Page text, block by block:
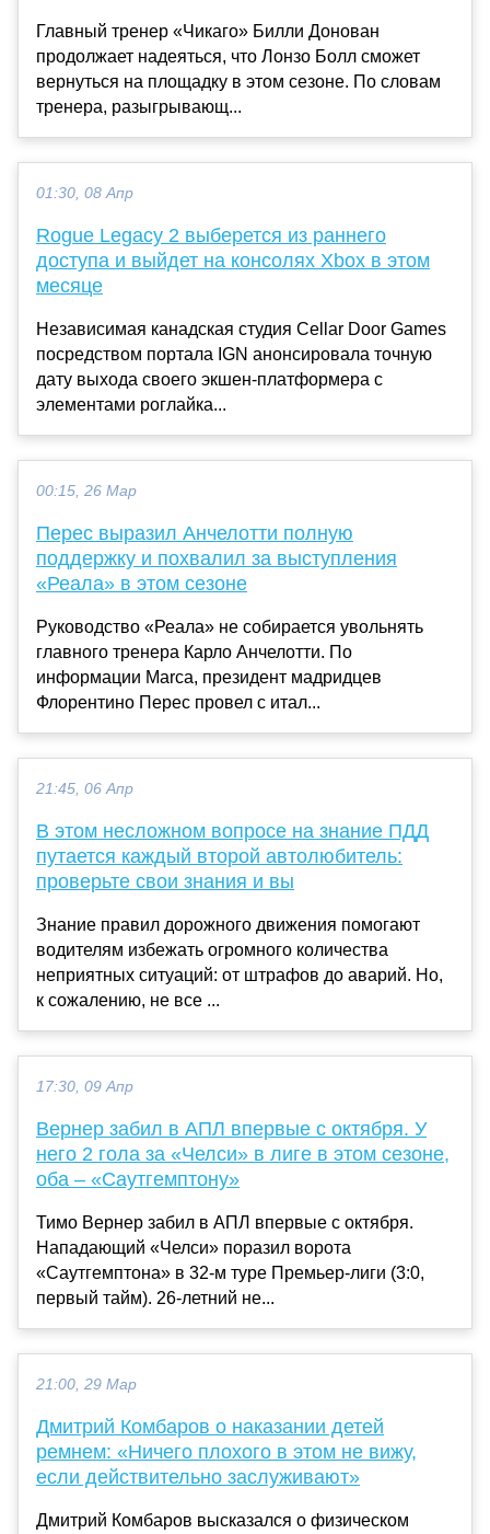
Главный тренер «Чикаго» Билли Донован
продолжает надеяться, что Лонзо Болл сможет
вернуться на площадку в этом сезоне. По словам
тренера, разыгрывающ...
01:30, 08 Апр
Rogue Legacy 2 выберется из раннего
доступа и выйдет на консолях Xbox в этом
месяце
Независимая канадская студия Cellar Door Games
посредством портала IGN анонсировала точную
дату выхода своего экшен-платформера с
элементами роглайка...
00:15, 26 Мар
Перес выразил Анчелотти полную
поддержку и похвалил за выступления
«Реала» в этом сезоне
Руководство «Реала» не собирается увольнять
главного тренера Карло Анчелотти. По
информации Marca, президент мадридцев
Флорентино Перес провел с итал...
21:45, 06 Апр
В этом несложном вопросе на знание ПДД
путается каждый второй автолюбитель:
проверьте свои знания и вы
Знание правил дорожного движения помогают
водителям избежать огромного количества
неприятных ситуаций: от штрафов до аварий. Но,
к сожалению, не все ...
17:30, 09 Апр
Вернер забил в АПЛ впервые с октября. У
него 2 гола за «Челси» в лиге в этом сезоне,
оба – «Саутгемптону»
Тимо Вернер забил в АПЛ впервые с октября.
Нападающий «Челси» поразил ворота
«Саутгемптона» в 32-м туре Премьер-лиги (3:0,
первый тайм). 26-летний не...
21:00, 29 Мар
Дмитрий Комбаров о наказании детей
ремнем: «Ничего плохого в этом не вижу,
если действительно заслуживают»
Дмитрий Комбаров высказался о физическом